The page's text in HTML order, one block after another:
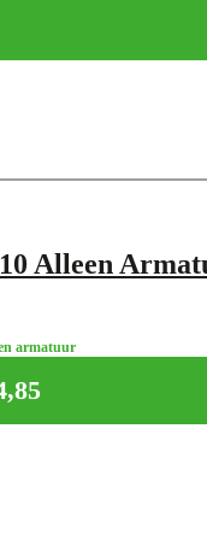
Alleen
armatuur